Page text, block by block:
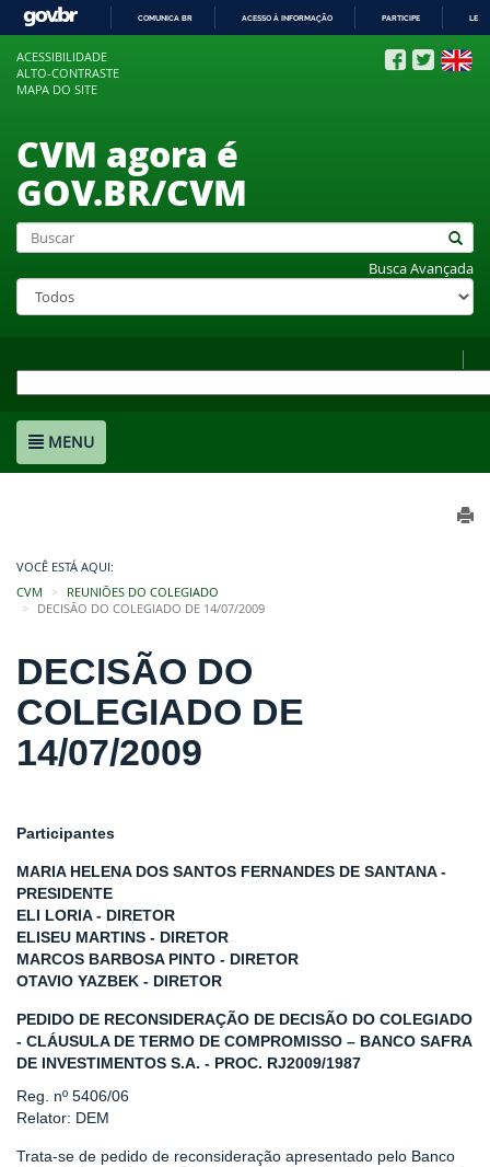
COMUNICA BR ACESSO À INFORMAÇÃO PARTICIPE
ACESSIBILIDADE
ALTO-CONTRASTE
MAPA DO SITE
CVM agora é
GOV.BR/CVM
Busca Avançada
MENU
VOCÊ ESTÁ AQUI:
CVM
REUNIÕES DO COLEGIADO
DECISÃO DO COLEGIADO DE 14/07/2009
DECISÃO DO
COLEGIADO DE
14/07/2009
Participantes
MARIA HELENA DOS SANTOS FERNANDES DE SANTANA -
PRESIDENTE
ELI LORIA - DIRETOR
ELISEU MARTINS - DIRETOR
MARCOS BARBOSA PINTO - DIRETOR
OTAVIO YAZBEK - DIRETOR
PEDIDO DE RECONSIDERAÇÃO DE DECISÃO DO COLEGIADO
- CLÁUSULA DE TERMO DE COMPROMISSO – BANCO SAFRA
DE INVESTIMENTOS S.A. - PROC. RJ2009/1987
Reg. nº 5406/06
Relator: DEM
Trata-se de pedido de reconsideração apresentado pelo Banco